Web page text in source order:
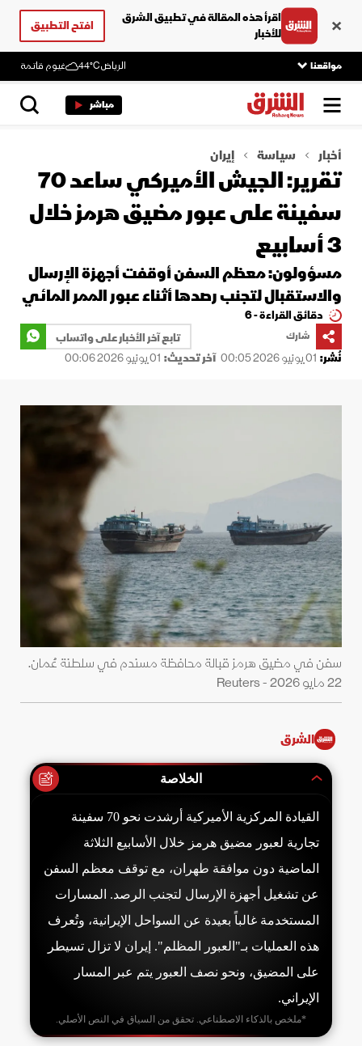
اقرأ هذه المقالة في تطبيق الشرق
للأخبار
افتح التطبيق
مواقعنا الرياض44°C غيوم قاتمة
مباشر
أخبار سياسة إيران
تقرير: الجيش الأميركي ساعد 70
سفينة على عبور مضيق هرمز خلال
3 أسابيع
مسؤولون: معظم السفن أوقفت أجهزة الإرسال
والاستقبال لتجنب رصدها أثناء عبور الممر المائي
دقائق القراءة - 6
شارك
تابع آخر الأخبار على واتساب
نُشر: 01 يونيو 2026 00:05 آخر تحديث: 01 يونيو 2026 00:06
سفن في مضيق هرمز قبالة محافظة مسندم في سلطنة عُمان.
22 مايو 2026 - Reuters
الشرق
الخلاصة
القيادة المركزية الأميركية أرشدت نحو 70 سفينة
تجارية لعبور مضيق هرمز خلال الأسابيع الثلاثة
الماضية دون موافقة طهران، مع توقف معظم السفن
عن تشغيل أجهزة الإرسال لتجنب الرصد. المسارات
المستخدمة غالباً بعيدة عن السواحل الإيرانية، وتُعرف
هذه العمليات بـ"العبور المظلم". إيران لا تزال تسيطر
على المضيق، ونحو نصف العبور يتم عبر المسار
الإيراني.
*ملخص بالذكاء الاصطناعي. تحقق من السياق في النص الأصلي.